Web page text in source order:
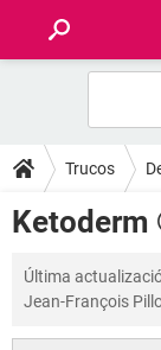
FOROS
SALUD
FAMILIA
NUTRICIÓN
Trucos
Ketoderm
Última
Jean-François